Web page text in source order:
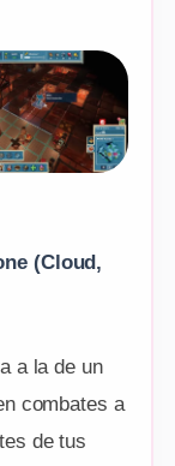
(Cloud,
a la de un
combates a
de tus